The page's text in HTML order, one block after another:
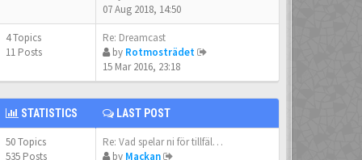
07 Aug 2018, 14:50
4 Topics
11 Posts
Re: Dreamcast
by Rotmosträdet
15 Mar 2016, 23:18
STATISTICS LAST POST
50 Topics
535 Posts
Re: Vad spelar ni för tillfäl…
by Mackan